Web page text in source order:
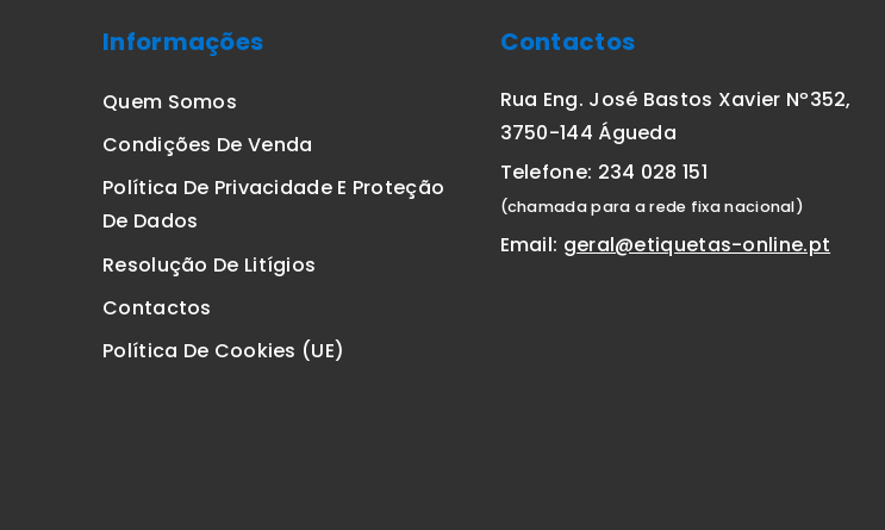
Informações
Quem Somos
Condições De Venda
Política De Privacidade E Proteção
De Dados
Resolução De Litígios
Contactos
Política De Cookies (UE)
Contactos
Rua Eng. José Bastos Xavier Nº352,
3750-144 Águeda
Telefone: 234 028 151
(chamada para a rede fixa nacional)
Email: geral@etiquetas-online.pt